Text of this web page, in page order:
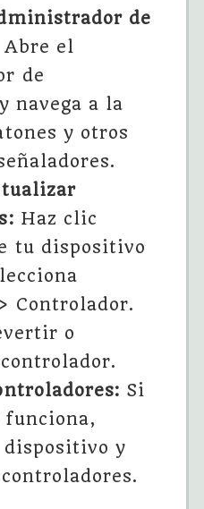
de
Abre el
de
navega a la
y otros
Haz clic
tu dispositivo
Controlador.
o
Si
y